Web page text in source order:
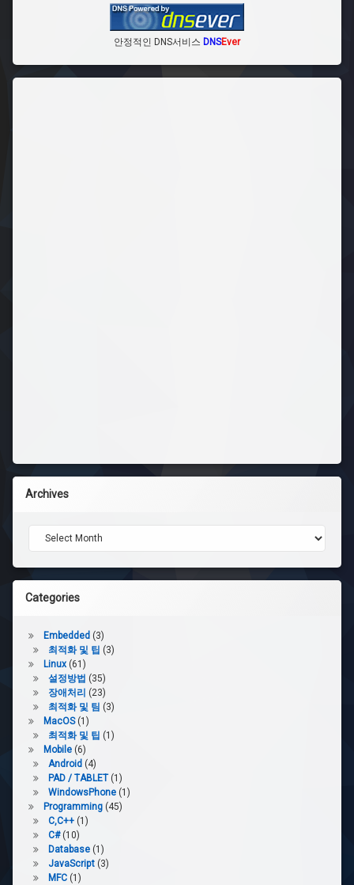
안정적인 DNS서비스 DNSEver
Archives
Archives
Categories
Embedded(3)
최적화 및 팁 (3)
Linux(61)
설정방법 (35)
장애처리 (23)
최적화 및 팀 (3)
MacOS(1)
최적화 및 팁 (1)
Mobile(6)
Android(4)
PAD / TABLET(1)
WindowsPhone(1)
Programming(45)
C,C++(1)
C#(10)
Database(1)
JavaScript(3)
MFC(1)